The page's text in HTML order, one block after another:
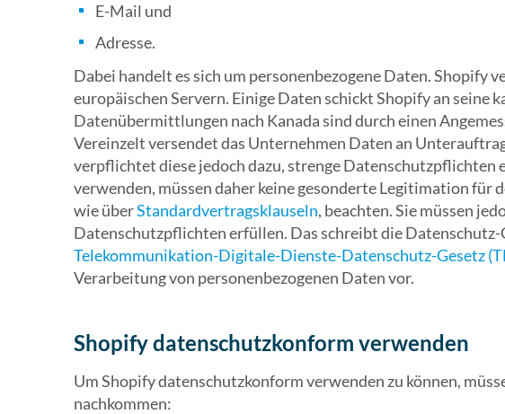
E-Mail und
Adresse.
Dabei handelt es sich um personenbezogene Daten. Shopify
europäischen Servern. Einige Daten schickt Shopify an seine
Datenübermittlungen nach Kanada sind durch einen
Vereinzelt versendet das Unternehmen Daten an
verpflichtet diese jedoch dazu, strenge Datenschutzpflichten
verwenden, müssen daher keine gesonderte Legitimation für
wie überStandardvertragsklauseln, beachten. Sie müssen
Datenschutzpflichten erfüllen. Das schreibt die
Telekommunikation-Digitale-Dienste-Datenschutz-Gesetz
Verarbeitung von personenbezogenen Daten vor.
Shopify datenschutzkonform verwenden
Um Shopify datenschutzkonform verwenden zu können,
nachkommen: